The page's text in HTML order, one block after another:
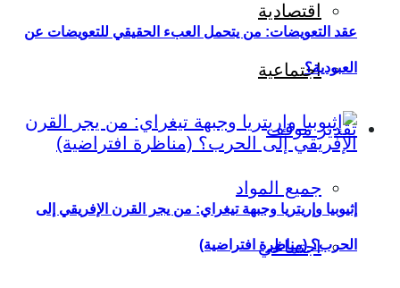
اقتصادية
اجتماعية
تقدير موقف
جميع المواد
اجتماعي
عقد التعويضات: من يتحمل العبء الحقيقي للتعويضات عن
العبودية؟
إثيوبيا وإريتريا وجبهة تيغراي: من يجر القرن الإفريقي إلى
الحرب؟ (مناظرة افتراضية)